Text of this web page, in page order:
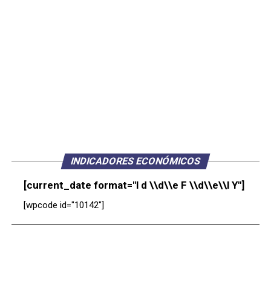
INDICADORES ECONÓMICOS
[current_date format="l d \\d\\e F \\d\\e\\l Y"]
[wpcode id="10142"]